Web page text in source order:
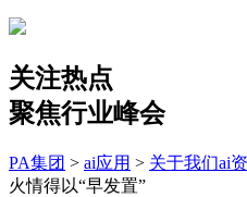
关注热点
聚焦行业峰会
PA集团 > ai应用 > 关于我们ai
火情得以“早发置”